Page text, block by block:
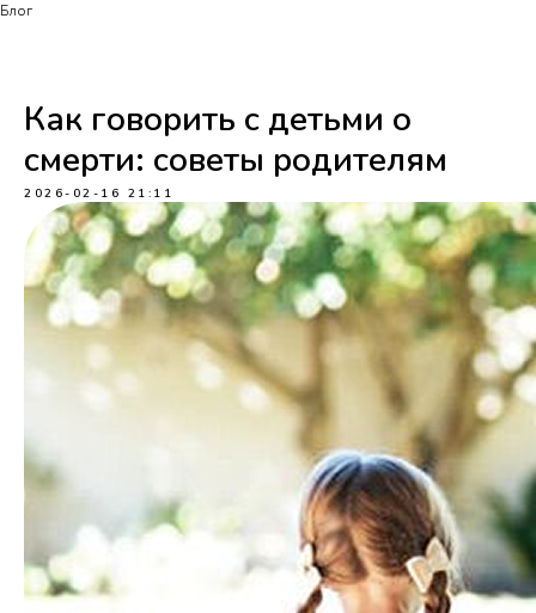
Блог
Как говорить с детьми о
смерти: советы родителям
2026-02-16 21:11